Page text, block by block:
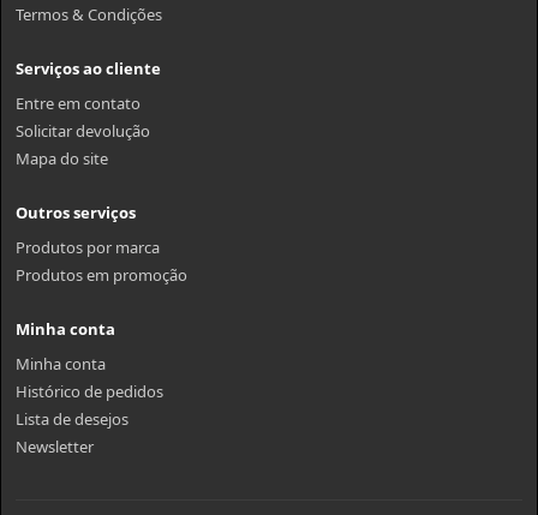
Termos & Condições
Serviços ao cliente
Entre em contato
Solicitar devolução
Mapa do site
Outros serviços
Produtos por marca
Produtos em promoção
Minha conta
Minha conta
Histórico de pedidos
Lista de desejos
Newsletter